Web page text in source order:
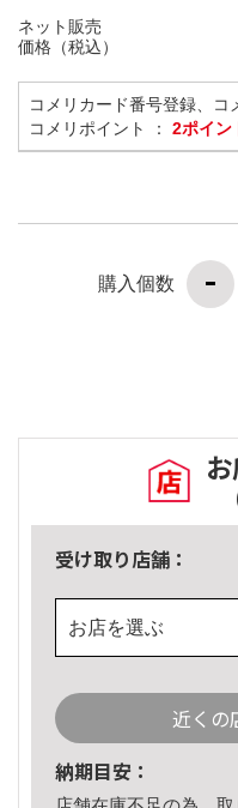
ネット販売
価格（税込）
コメリカード番号登録、コ
コメリポイント ： 2ポイン
購入個数
受け取り店舗：
お店を選ぶ
近くの
納期目安：